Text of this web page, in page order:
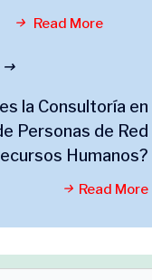
Read More
la Consultoría en
Personas de Red
Humanos?
Read More